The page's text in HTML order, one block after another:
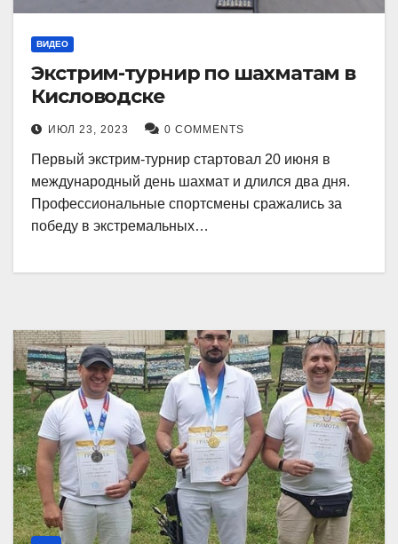
ВИДЕО
Экстрим-турнир по шахматам в
Кисловодске
ИЮЛ 23, 2023 0 COMMENTS
Первый экстрим-турнир стартовал 20 июня в
международный день шахмат и длился два дня.
Профессиональные спортсмены сражались за
победу в экстремальных…